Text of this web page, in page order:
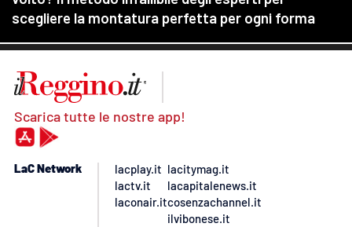
Scarica tutte le nostre app!
LaC Network
lacplay.it
lactv.it
laconair.it
lacitymag.it
lacapitalenews.it
cosenzachannel.it
ilvibonese.it